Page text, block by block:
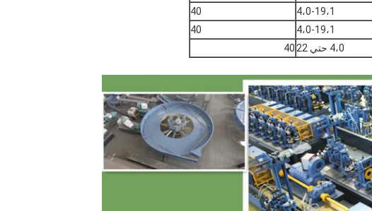
4،0-19،1
40
4،0-19،1
40
4،0 حتي 22
40